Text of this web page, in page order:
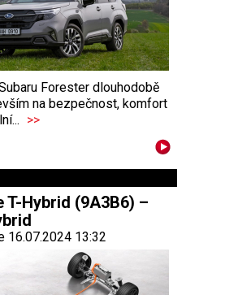
Forester dlouhodobě
na bezpečnost, komfort
>>
T-Hybrid (9A3B6) –
16.07.2024 13:32